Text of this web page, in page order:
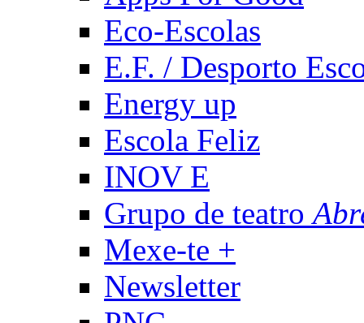
Eco-Escolas
E.F. / Desporto
Energy up
Escola Feliz
INOV E
Grupo de teatro
Mexe-te +
Newsletter